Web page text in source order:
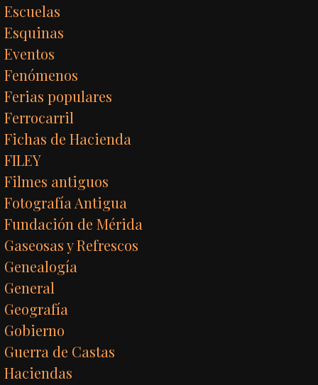
Escuelas
Esquinas
Eventos
Fenómenos
Ferias populares
Ferrocarril
Fichas de Hacienda
FILEY
Filmes antiguos
Fotografía Antigua
Fundación de Mérida
Gaseosas y Refrescos
Genealogía
General
Geografía
Gobierno
Guerra de Castas
Haciendas